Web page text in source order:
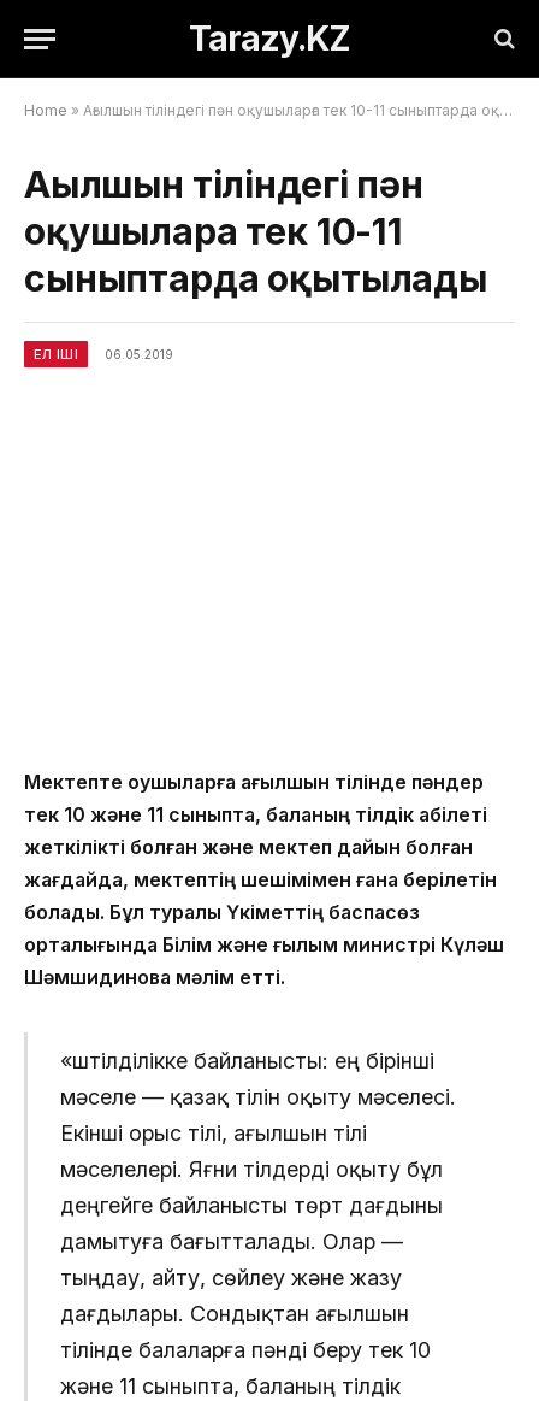
Tarazy.KZ
Home » Ағылшын тіліндегі пән оқушыларға тек 10-11 сыныптарда оқытылады
Ағылшын тіліндегі пән
оқушыларға тек 10-11
сыныптарда оқытылады
ЕЛ ІШІ 06.05.2019
Мектепте оқушыларға ағылшын тілінде пәндер
тек 10 және 11 сыныпта, баланың тілдік қабілеті
жеткілікті болған және мектеп дайын болған
жағдайда, мектептің шешімімен ғана берілетін
болады. Бұл туралы Үкіметтің баспасөз
орталығында Білім және ғылым министрі Күләш
Шәмшидинова мәлім етті.
«Үштілділікке байланысты: ең бірінші
мәселе — қазақ тілін оқыту мәселесі.
Екінші орыс тілі, ағылшын тілі
мәселелері. Яғни тілдерді оқыту бұл
деңгейге байланысты төрт дағдыны
дамытуға бағытталады. Олар —
тыңдау, айту, сөйлеу және жазу
дағдылары. Сондықтан ағылшын
тілінде балаларға пәнді беру тек 10
және 11 сыныпта, баланың тілдік